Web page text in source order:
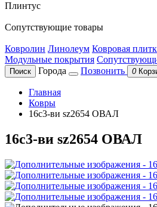
Плинтус
Сопутствующие товары
Ковролин Линолеум Ковровая
Модульные покрытия
Поиск Города Позвонить 0
Главная
Ковры
16с3-ви sz2654 ОВАЛ
16с3-ви sz2654 ОВАЛ